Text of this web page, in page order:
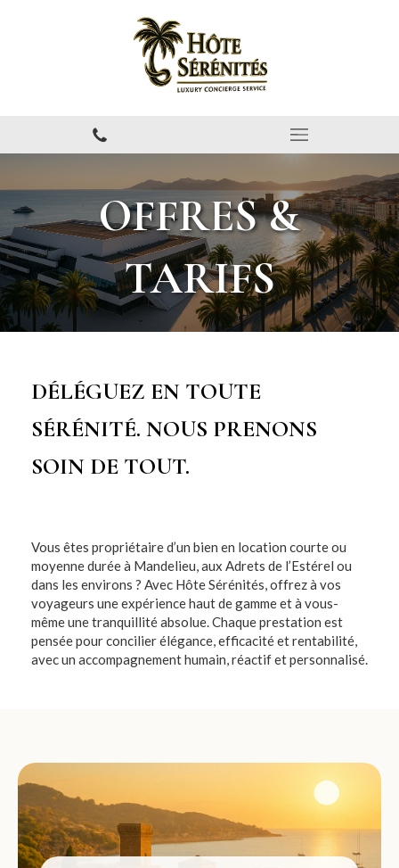
OFFRES &
TARIFS
DÉLÉGUEZ EN TOUTE
SÉRÉNITÉ. NOUS PRENONS
SOIN DE TOUT.
Vous êtes propriétaire d’un bien en location courte ou
moyenne durée à Mandelieu, aux Adrets de l’Estérel ou
dans les environs ? Avec Hôte Sérénités, offrez à vos
voyageurs une expérience haut de gamme et à vous-
même une tranquillité absolue. Chaque prestation est
pensée pour concilier élégance, efficacité et rentabilité,
avec un accompagnement humain, réactif et personnalisé.